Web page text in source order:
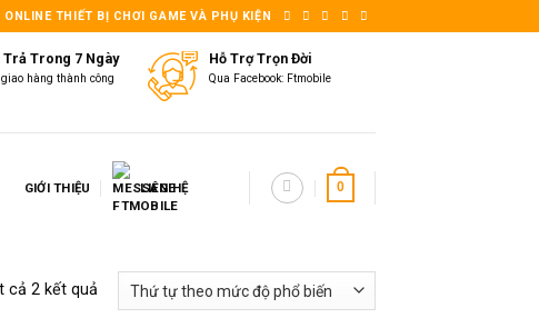
ONLINE THIẾT BỊ CHƠI GAME VÀ PHỤ KIỆN
Trả Trong 7 Ngày
giao hàng thành công
Hỗ Trợ Trọn Đời
Qua Facebook: Ftmobile
GIỚI THIỆU LIÊN HỆ 0
cả 2 kết quả